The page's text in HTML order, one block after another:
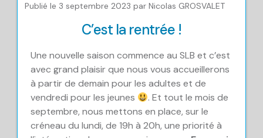
Publié le 3 septembre 2023 par Nicolas GROSVALET
C’est la rentrée !
Une nouvelle saison commence au SLB et c’est
avec grand plaisir que nous vous accueillerons
à partir de demain pour les adultes et de
vendredi pour les jeunes
. Et tout le mois de
septembre, nous mettons en place, sur le
créneau du lundi, de 19h à 20h, une priorité à